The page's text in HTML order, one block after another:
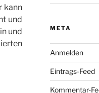
kann
und
und
META
Anmelden
Eintrags-Feed
Kommentar-